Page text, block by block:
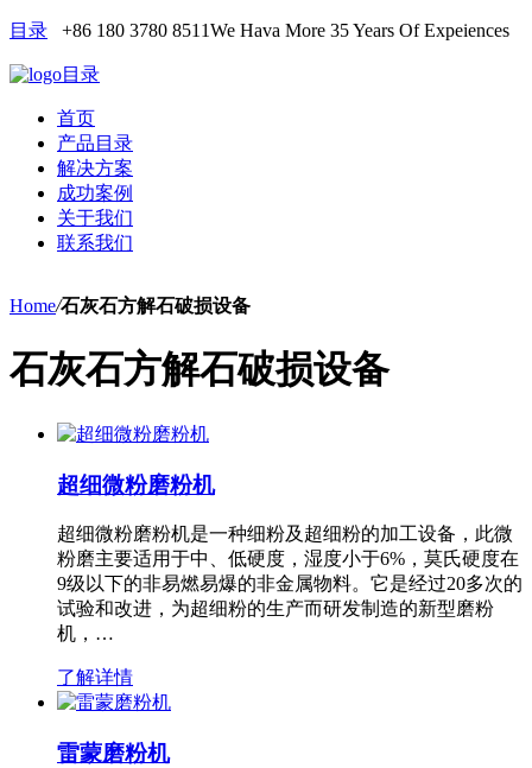
目录 +86 180 3780 8511We Hava More 35 Years Of Expeiences
目录
首页
产品目录
解决方案
成功案例
关于我们
联系我们
Home/石灰石方解石破损设备
石灰石方解石破损设备
超细微粉磨粉机
超细微粉磨粉机是一种细粉及超细粉的加工设备，此微
粉磨主要适用于中、低硬度，湿度小于6%，莫氏硬度在
9级以下的非易燃易爆的非金属物料。它是经过20多次的
试验和改进，为超细粉的生产而研发制造的新型磨粉
机，…
了解详情
雷蒙磨粉机